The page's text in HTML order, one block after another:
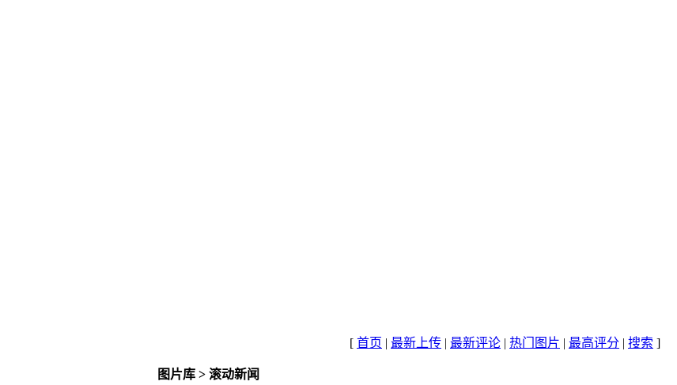
[ 首页 | 最新上传 | 最新评论 | 热门图片 | 最高评分 | 搜索 ]
图片库 > 滚动新闻